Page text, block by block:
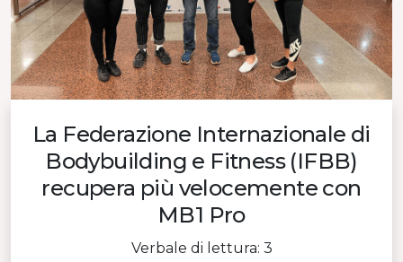
La Federazione Internazionale di
Bodybuilding e Fitness (IFBB)
recupera più velocemente con
MB1 Pro
Verbale di lettura: 3